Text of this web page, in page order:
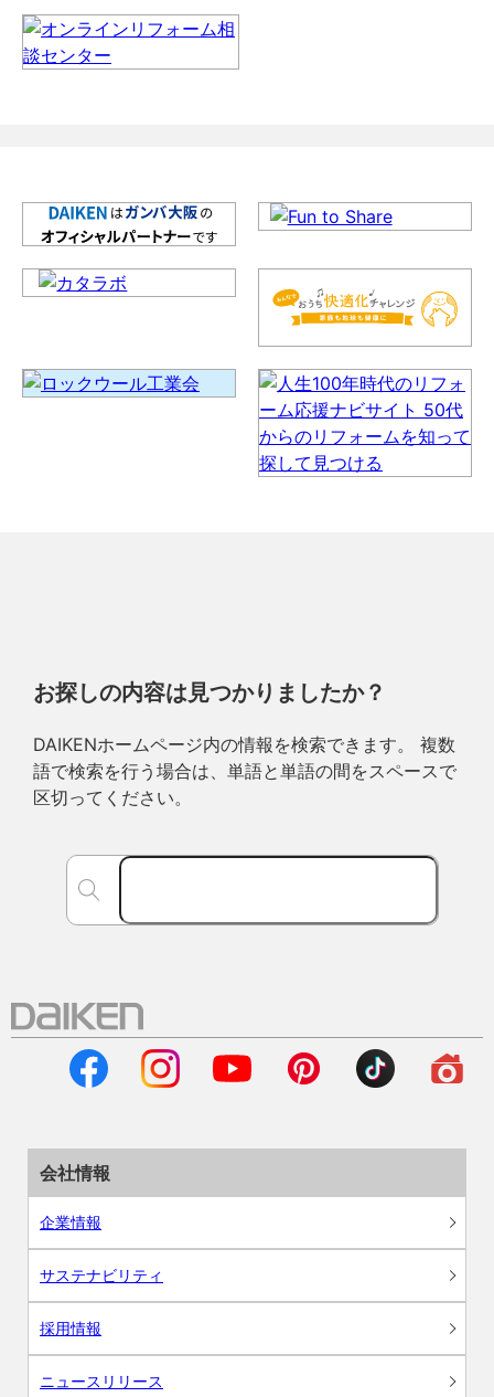
お探しの内容は見つかりましたか？
DAIKENホームページ内の情報を検索できます。 複数
語で検索を行う場合は、単語と単語の間をスペースで
区切ってください。
会社情報
企業情報
サステナビリティ
採用情報
ニュースリリース